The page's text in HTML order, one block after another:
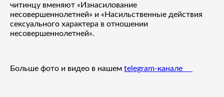
читинцу вменяют «Изнасилование
несовершеннолетней» и «Насильственные действия
сексуального характера в отношении
несовершеннолетней».
Больше фото и видео в нашем telegram-канале